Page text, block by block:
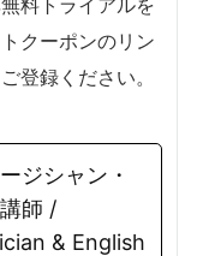
クーポンのリン
登録ください。
ジシャン・
師 /
& English